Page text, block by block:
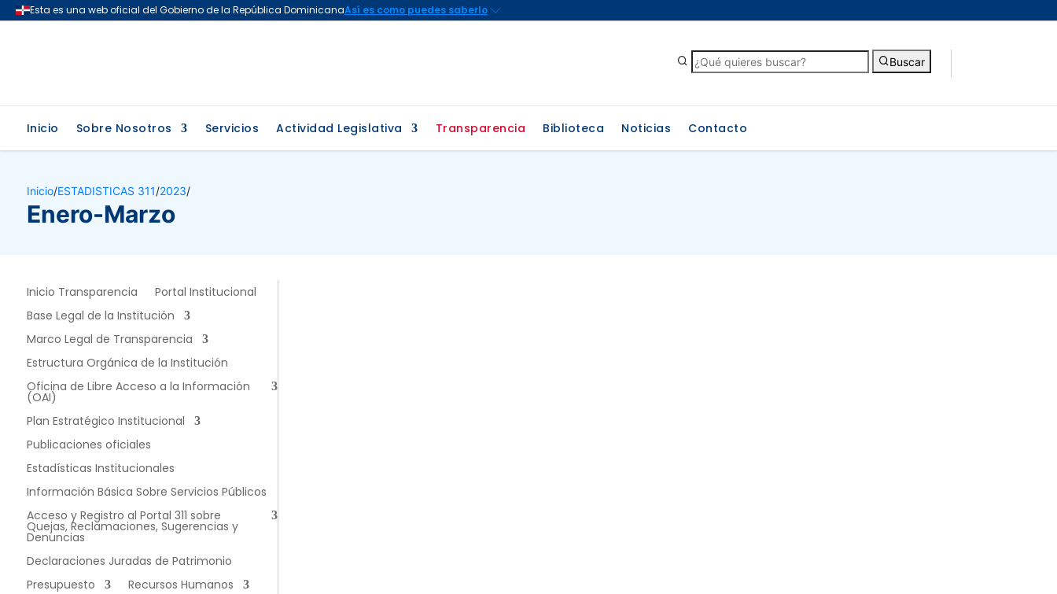
Buscar
Inicio Sobre Nosotros Servicios Actividad Legislativa Transparencia Biblioteca Noticias Contacto
Inicio/ESTADISTICAS 311/2023/
Enero-Marzo
Inicio Transparencia
Portal Institucional
Base Legal de la Institución
Marco Legal de Transparencia
Estructura Orgánica de la Institución
Oficina de Libre Acceso a la Información
(OAI)
Plan Estratégico Institucional
Publicaciones oficiales
Estadísticas Institucionales
Información Básica Sobre Servicios Públicos
Acceso y Registro al Portal 311 sobre
Quejas, Reclamaciones, Sugerencias y
Denuncias
Declaraciones Juradas de Patrimonio
Presupuesto
Recursos Humanos